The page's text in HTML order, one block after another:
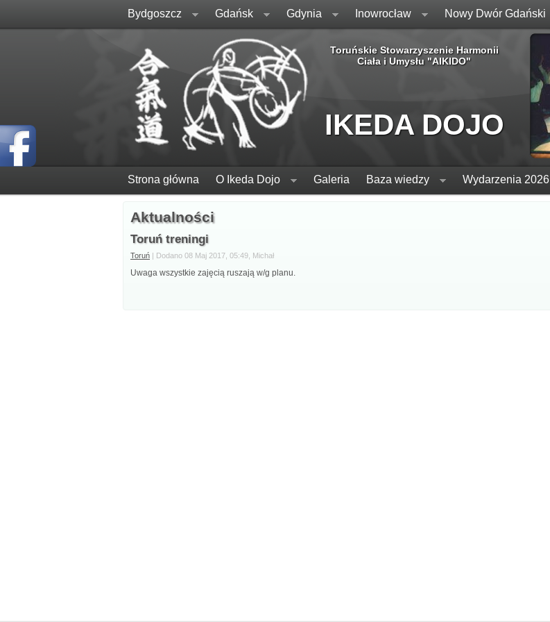
Bydgoszcz Gdańsk Gdynia Inowrocław Nowy Dwór Gdański
Toruńskie Stowarzyszenie Harmonii
Ciała i Umysłu "AIKIDO"
IKEDA DOJO
Strona główna O Ikeda Dojo Galeria Baza wiedzy Wydarzenia 2026
Aktualności
Toruń treningi
Toruń | Dodano 08 Maj 2017, 05:49, Michał
Uwaga wszystkie zajęcią ruszają w/g planu.